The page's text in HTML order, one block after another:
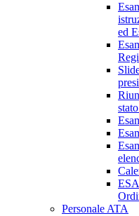
ed
Personale ATA